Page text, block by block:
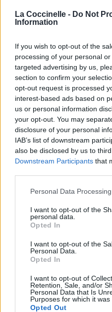
La Coccinelle - Do Not
Information
If you wish to opt-out of the
processing of your personal
targeted advertising by us,
section to confirm your
opt-out request is processed
interest-based ads based on
us or personal information
your opt-out. You may
disclosure of your personal
IAB’s list of downstream
also be disclosed by us to
Downstream Participants that
Personal Data
I want to opt-out of the
personal data.
Opted In
I want to opt-out of the
Personal Data.
Opted In
I want to opt-out of
Retention, Sale, and/or
Personal Data that Is
Purposes for which it was
Opted Out
Publié parVisa 247844 5
2023 à 9h02.
Chanteurs :
Albums :
Paroles + Traduction